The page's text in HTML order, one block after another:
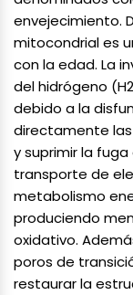
envejecimiento.
mitocondrial es
con la edad. La
del hidrógeno
debido a la
directamente
y suprimir la
transporte de
metabolismo
produciendo
oxidativo.
poros de
restaurar la